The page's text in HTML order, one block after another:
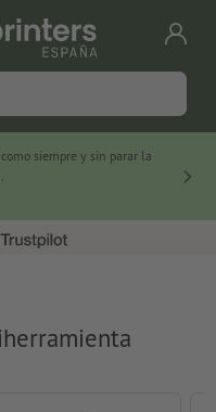
siempre y sin parar la